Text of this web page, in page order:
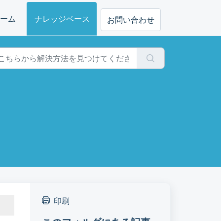
ム ナレッジベース お問い合わせ
印刷